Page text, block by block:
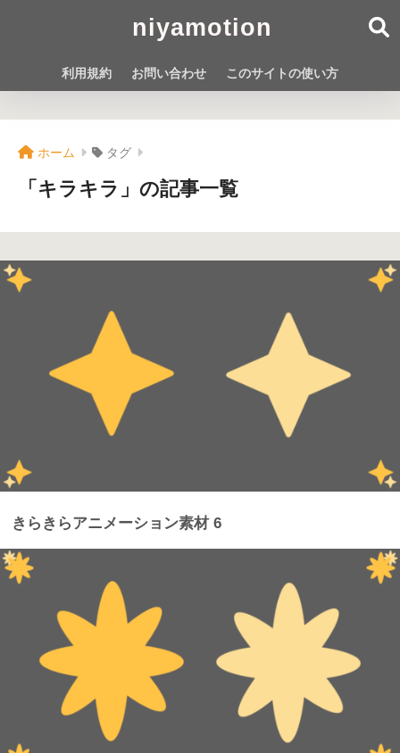
niyamotion
利用規約 お問い合わせ このサイトの使い方
ホーム タグ
「キラキラ」の記事一覧
きらきらアニメーション素材 6